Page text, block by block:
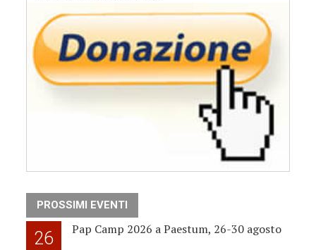
PROSSIMI EVENTI
26 Pap Camp 2026 a Paestum, 26-30 agosto